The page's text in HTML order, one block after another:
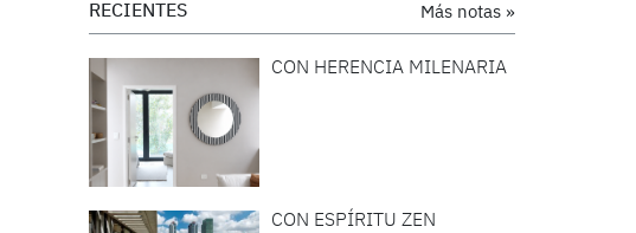
Más notas »
RECIENTES
CON HERENCIA MILENARIA
CON ESPÍRITU ZEN